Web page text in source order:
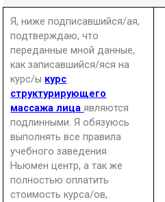
Я, ниже подписавшийся/ая,
подтверждаю, что
переданные мной данные,
как записавшийся/яся на
курс/ы курс
структурирующего
массажа лицаявляются
подлинными. Я обязуюсь
выполнять все правила
учебного заведения
Ньюмен центр, а так же
полностью оплатить
стоимость курса/ов,